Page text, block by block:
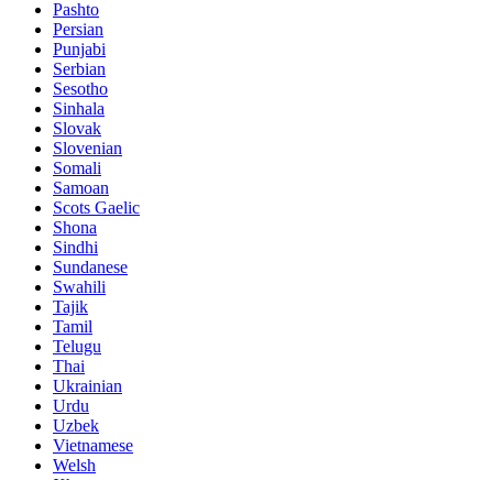
Pashto
Persian
Punjabi
Serbian
Sesotho
Sinhala
Slovak
Slovenian
Somali
Samoan
Scots Gaelic
Shona
Sindhi
Sundanese
Swahili
Tajik
Tamil
Telugu
Thai
Ukrainian
Urdu
Uzbek
Vietnamese
Welsh